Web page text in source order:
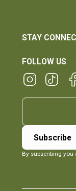
STAY
FOLLOW US
By subscribing